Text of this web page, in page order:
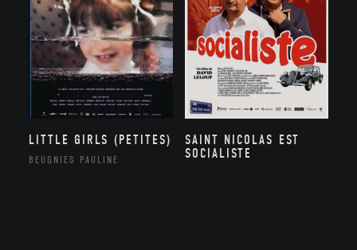
LITTLE GIRLS (PETITES)
BEUGNIES PAULINE
SAINT NICOLAS EST
SOCIALISTE